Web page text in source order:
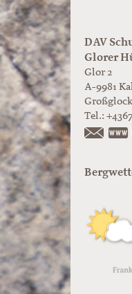
DAV
Glorer
Glor 2
A-9981
Tel.: